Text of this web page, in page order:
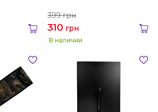
399грн
310 грн
В наличии